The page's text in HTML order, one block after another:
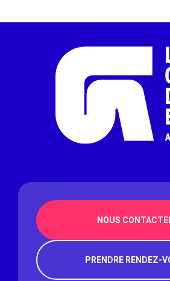
NOUS
PRENDRE RENDEZ-